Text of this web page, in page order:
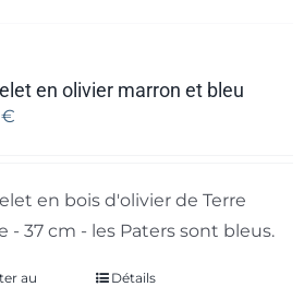
en olivier marron et bleu
€
en bois d'olivier de Terre
- 37 cm - les Paters sont bleus.
au
Détails